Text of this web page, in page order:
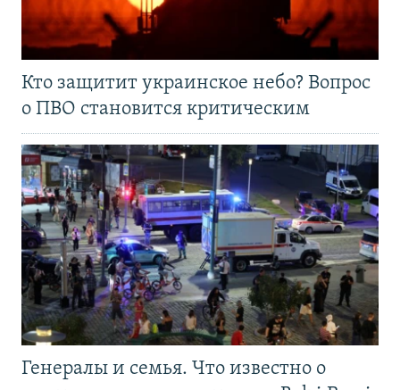
Кто защитит украинское небо? Вопрос
о ПВО становится критическим
Генералы и семья. Что известно о